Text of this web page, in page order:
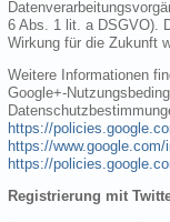
6 Abs. 1 lit. a DSGVO).
Wirkung für die Zukunft
Weitere Informationen
Google+-
https://
https://
https://
Registrierung mit